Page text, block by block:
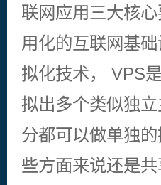
联网应用三大核
用化的互联网基
拟化技术， VPS
拟出多个类似独
分都可以做单独
些方面来说还是